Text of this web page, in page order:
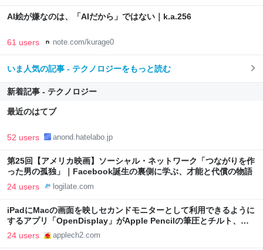
AI絵が嫌なのは、「AIだから」ではない｜k.a.256
61 users note.com/kurage0
いま人気の記事 - テクノロジーをもっと読む
新着記事 - テクノロジー
最近のはてブ
52 users anond.hatelabo.jp
第25回【アメリカ映画】ソーシャル・ネットワーク「つながりを作
った男の孤独」｜Facebook誕生の裏側に学ぶ、才能と代償の物語
24 users logilate.com
iPadにMacの画面を映しセカンドモニターとして利用できるように
するアプリ「OpenDisplay」がApple Pencilの筆圧とチルト、ホ
バーに対応。
24 users applech2.com